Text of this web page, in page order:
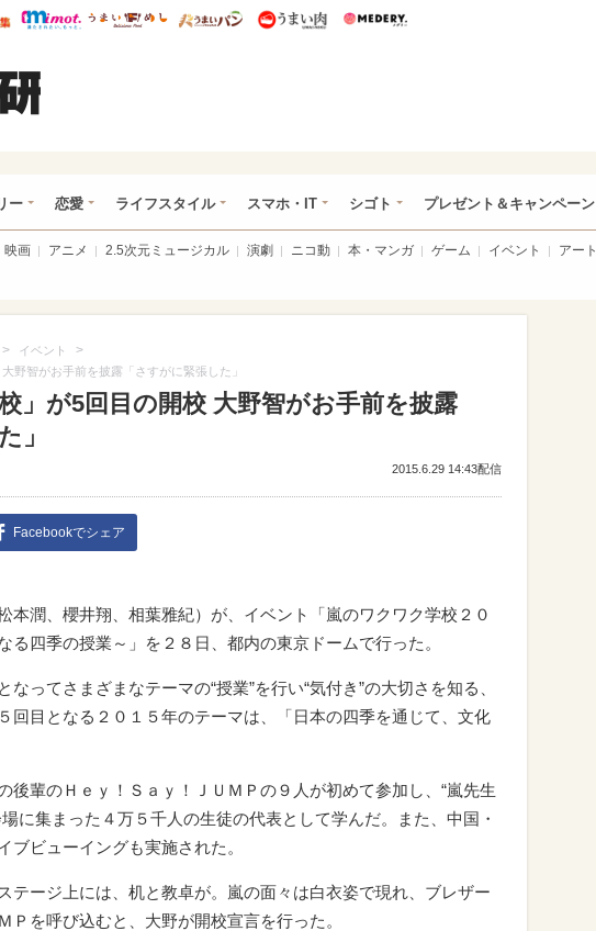
ウレぴあ総研 ディズニー特集
mimot. うまいめし うまいパン うまい肉
ー 恋愛 ライフスタイル スマホ・IT シゴト プレゼント＆キャンペーン
映画 アニメ 2.5次元ミュージカル 演劇 ニコ動 本・マンガ ゲーム イベント アート
> イベント >
野智がお手前を披露「さすがに緊張した」
」が5回目の開校 大野智がお手前を披露
」
2015.6.29 14:43配信
Facebookでシェア
潤、櫻井翔、相葉雅紀）が、イベント「嵐のワクワク学校２０
る四季の授業～」を２８日、都内の東京ドームで行った。
ってさまざまなテーマの“授業”を行い“気付き”の大切さを知る、
回目となる２０１５年のテーマは、「日本の四季を通じて、文化
輩のＨｅｙ！Ｓａｙ！ＪＵＭＰの９人が初めて参加し、“嵐先生
に集まった４万５千人の生徒の代表として学んだ。また、中国・
ブビューイングも実施された。
テージ上には、机と教卓が。嵐の面々は白衣姿で現れ、ブレザー
Ｐを呼び込むと、大野が開校宣言を行った。